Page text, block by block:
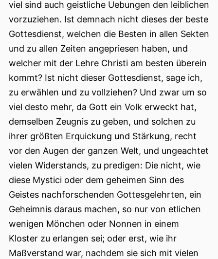
viel sind auch geistliche Uebungen den leiblichen
vorzuziehen. Ist demnach nicht dieses der beste
Gottesdienst, welchen die Besten in allen Sekten
und zu allen Zeiten angepriesen haben, und
welcher mit der Lehre Christi am besten überein
kommt? Ist nicht dieser Gottesdienst, sage ich,
zu erwählen und zu vollziehen? Und zwar um so
viel desto mehr, da Gott ein Volk erweckt hat,
demselben Zeugnis zu geben, und solchen zu
ihrer größten Erquickung und Stärkung, recht
vor den Augen der ganzen Welt, und ungeachtet
vielen Widerstands, zu predigen: Die nicht, wie
diese Mystici oder dem geheimen Sinn des
Geistes nachforschenden Gottesgelehrten, ein
Geheimnis daraus machen, so nur von etlichen
wenigen Mönchen oder Nonnen in einem
Kloster zu erlangen sei; oder erst, wie ihr
Maßverstand war, nachdem sie sich mit vielen